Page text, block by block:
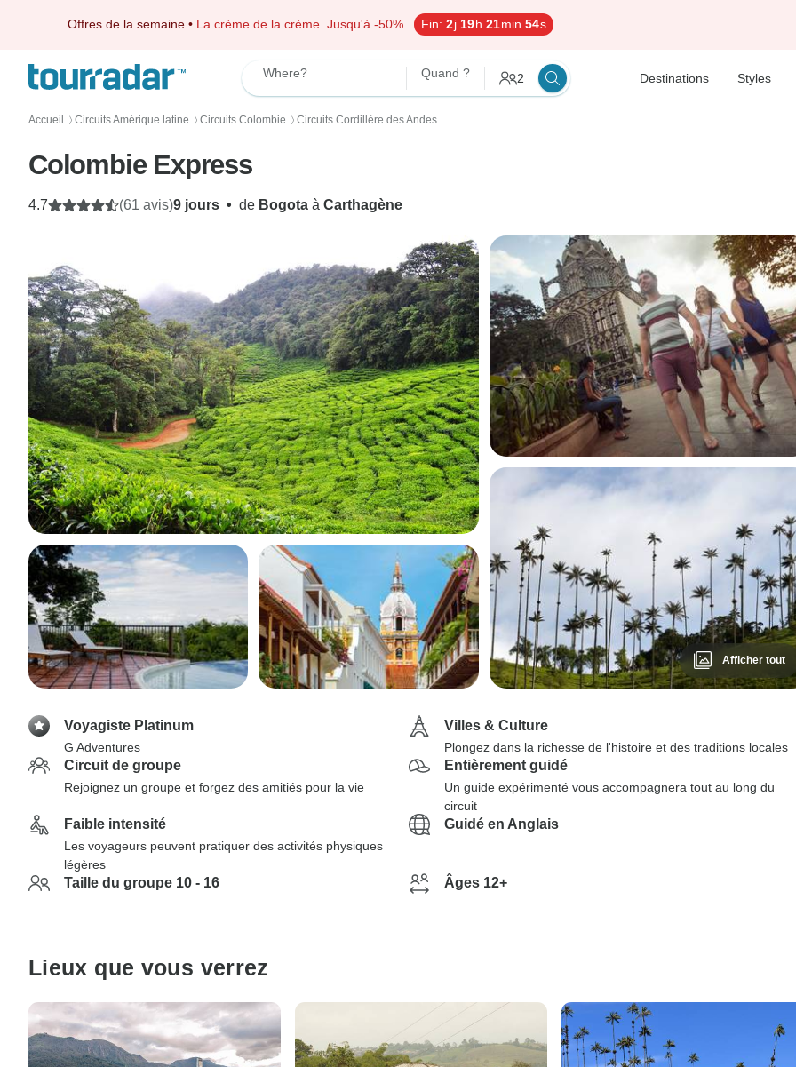
Offres de la semaine • La crème de la crème Jusqu'à -50% Fin: 2j 19h 21min 53s
Where? Quand ? 2 Destinations Styles
Accueil 〉 Circuits Amérique latine 〉 Circuits Colombie 〉 Circuits Cordillère des Andes
Colombie Express
9 jours • de Bogota à Carthagène
4.7 (61 avis)
Afficher tout
Voyagiste Platinum
G Adventures
Villes & Culture
Plongez dans la richesse de l'histoire et des traditions locales
Circuit de groupe
Rejoignez un groupe et forgez des amitiés pour la vie
Entièrement guidé
Un guide expérimenté vous accompagnera tout au long du
circuit
Faible intensité
Les voyageurs peuvent pratiquer des activités physiques
légères
Guidé en Anglais
Taille du groupe 10 - 16 Âges 12+
Lieux que vous verrez